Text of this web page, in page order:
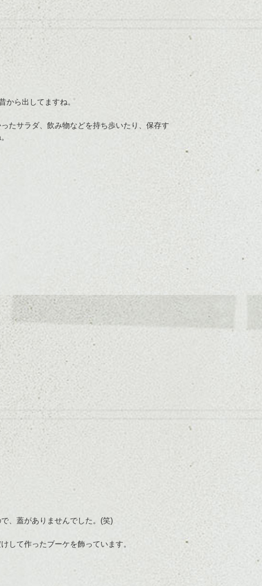
から出してますね。
たサラダ、飲み物などを持ち歩いたり、保存す
、蓋がありませんでした。(笑)
して作ったブーケを飾っています。